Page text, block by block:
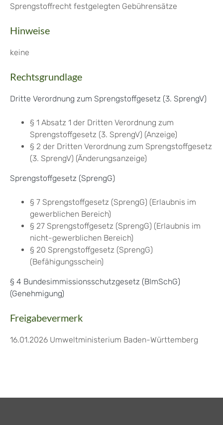
Sprengstoffrecht festgelegten Gebührensätze
Hinweise
keine
Rechtsgrundlage
Dritte Verordnung zum Sprengstoffgesetz (3. SprengV)
§ 1 Absatz 1 der Dritten Verordnung zum
Sprengstoffgesetz (3. SprengV) (Anzeige)
§ 2 der Dritten Verordnung zum Sprengstoffgesetz
(3. SprengV) (Änderungsanzeige)
Sprengstoffgesetz (SprengG)
§ 7 Sprengstoffgesetz (SprengG) (Erlaubnis im
gewerblichen Bereich)
§ 27 Sprengstoffgesetz (SprengG) (Erlaubnis im
nicht-gewerblichen Bereich)
§ 20 Sprengstoffgesetz (SprengG)
(Befähigungsschein)
§ 4 Bundesimmissionsschutzgesetz (BImSchG)
(Genehmigung)
Freigabevermerk
16.01.2026 Umweltministerium Baden-Württemberg